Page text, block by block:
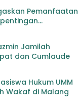
Pemanfaatan
Jamilah
dan Cumlaude
Hukum UMM
Wakaf di Malang